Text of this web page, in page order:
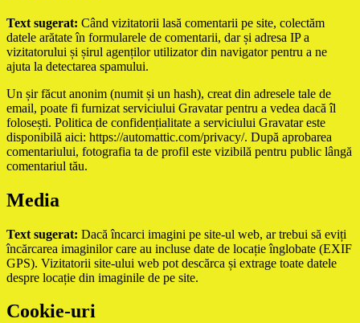
Text sugerat: Când vizitatorii lasă comentarii pe site, colectăm
datele arătate în formularele de comentarii, dar și adresa IP a
vizitatorului și șirul agenților utilizator din navigator pentru a ne
ajuta la detectarea spamului.
Un șir făcut anonim (numit și un hash), creat din adresele tale de
email, poate fi furnizat serviciului Gravatar pentru a vedea dacă îl
folosești. Politica de confidențialitate a serviciului Gravatar este
disponibilă aici: https://automattic.com/privacy/. După aprobarea
comentariului, fotografia ta de profil este vizibilă pentru public lângă
comentariul tău.
Media
Text sugerat: Dacă încarci imagini pe site-ul web, ar trebui să eviți
încărcarea imaginilor care au incluse date de locație înglobate (EXIF
GPS). Vizitatorii site-ului web pot descărca și extrage toate datele
despre locație din imaginile de pe site.
Cookie-uri